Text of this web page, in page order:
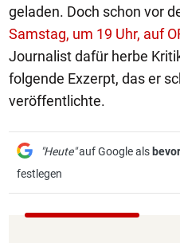
geladen. Doch schon vor
Samstag, um 19 Uhr, auf
Journalist dafür herbe
folgende Exzerpt, das er
veröffentlichte.
"Heute"auf Google als
festlegen